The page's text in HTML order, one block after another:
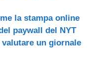
la stampa online
paywall del NYT
un giornale